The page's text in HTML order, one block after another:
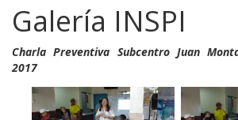
Galería INSPI
Charla Preventiva Subcentro Juan
2017